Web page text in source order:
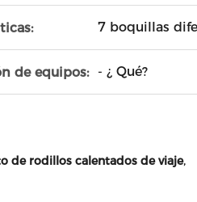
7 boquillas
de equipos: - ¿ Qué?
de rodillos calentados de viaje,